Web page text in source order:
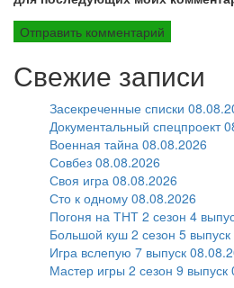
Свежие записи
Засекреченные списки
Документальный спецпроект
Военная тайна 08.08.2026
Совбез 08.08.2026
Своя игра 08.08.2026
Сто к одному 08.08.2026
Погоня на ТНТ 2 сезон 4
Большой куш 2 сезон 5
Игра вслепую 7 выпуск
Мастер игры 2 сезон 9 выпуск